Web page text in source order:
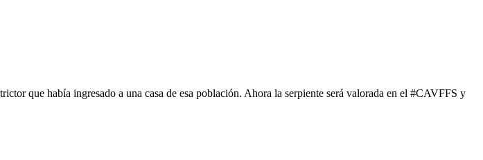
que había ingresado a una casa de esa población. Ahora la serpiente será valorada en el #CAVFFS y